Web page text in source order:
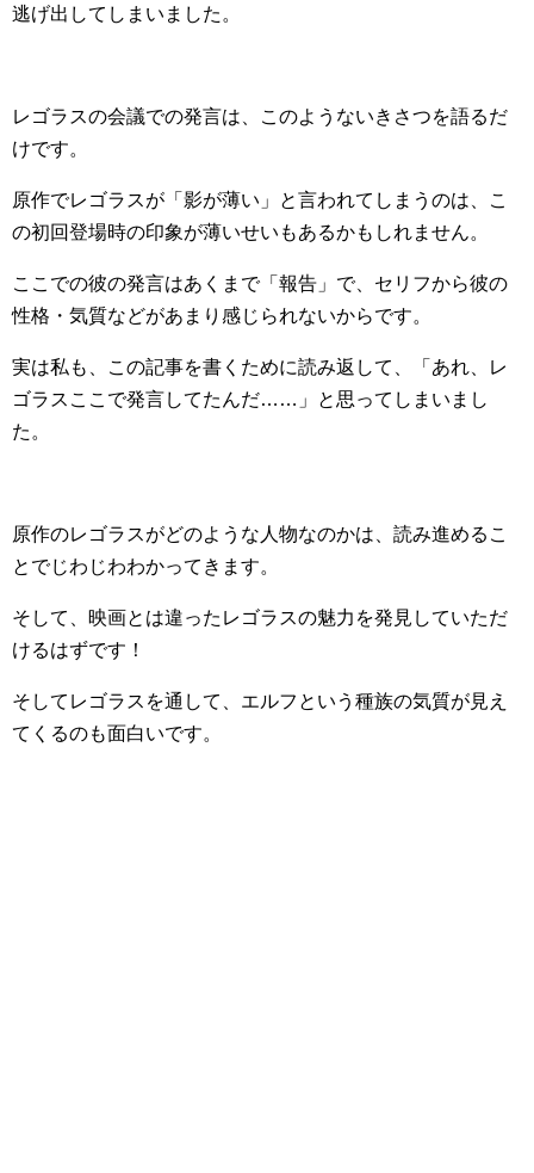
逃げ出してしまいました。
レゴラスの会議での発言は、このようないきさつを語るだ
けです。
原作でレゴラスが「影が薄い」と言われてしまうのは、こ
の初回登場時の印象が薄いせいもあるかもしれません。
ここでの彼の発言はあくまで「報告」で、セリフから彼の
性格・気質などがあまり感じられないからです。
実は私も、この記事を書くために読み返して、「あれ、レ
ゴラスここで発言してたんだ……」と思ってしまいまし
た。
原作のレゴラスがどのような人物なのかは、読み進めるこ
とでじわじわわかってきます。
そして、映画とは違ったレゴラスの魅力を発見していただ
けるはずです！
そしてレゴラスを通して、エルフという種族の気質が見え
てくるのも面白いです。